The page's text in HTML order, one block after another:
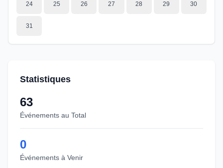
24 25 26 27 28 29 30
31
Statistiques
63
Événements au Total
0
Événements à Venir